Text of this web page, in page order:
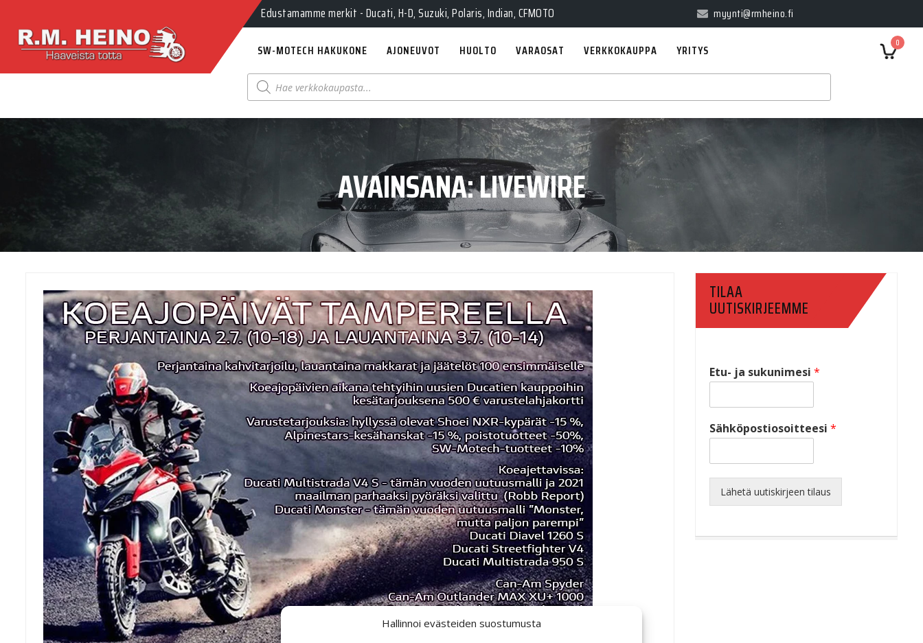
Hallinnoi evästeiden suostumusta
Edustamamme merkit - Ducati, H-D, Suzuki, Polaris, Indian, CFMOTO myynti@rmheino.fi
0
SW-MOTECH HAKUKONE AJONEUVOT HUOLTO VARAOSAT VERKKOKAUPPA YRITYS
Products
search
AVAINSANA:LIVEWIRE
TILAA
UUTISKIRJEEMME
Etu- ja sukunimesi *
Sähköpostiosoitteesi *
Lähetä uutiskirjeen tilaus